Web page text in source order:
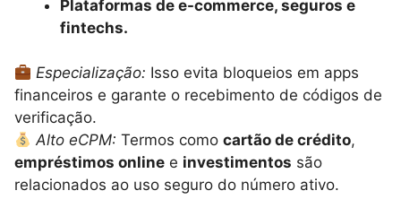
Plataformas de e-commerce, seguros e
fintechs.
Especialização: Isso evita bloqueios em apps
financeiros e garante o recebimento de códigos de
verificação.
Alto eCPM: Termos comocartão de crédito,
empréstimos online e investimentos são
relacionados ao uso seguro do número ativo.